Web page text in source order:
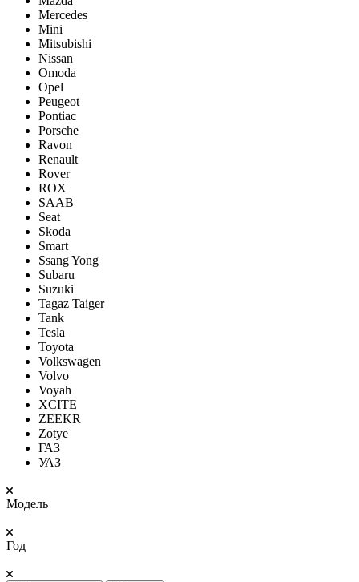
Mercedes
Mini
Mitsubishi
Nissan
Omoda
Opel
Peugeot
Pontiac
Porsсhe
Ravon
Renault
Rover
ROX
SAAB
Seat
Skoda
Smart
Ssang Yong
Subaru
Suzuki
Tagaz Taiger
Tank
Tesla
Toyota
Volkswagen
Volvo
Voyah
XCITE
ZEEKR
Zotye
ГАЗ
УАЗ
Модель
Год